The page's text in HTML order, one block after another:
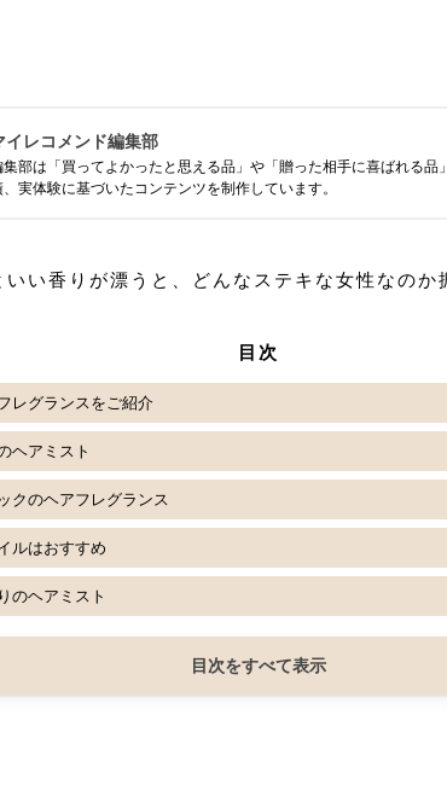
イレコメンド編集部
部は「買ってよかったと思える品」や「贈った相手に喜ばれる品
実体験に基づいたコンテンツを制作しています。
い香りが漂うと、どんなステキな女性なの
目次
レグランスをご紹介
ヘアミスト
クのヘアフレグランス
ルはおすすめ
のヘアミスト
目次をすべて表示